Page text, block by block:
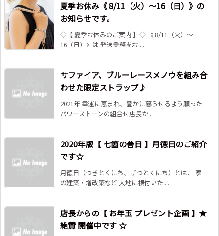
夏季お休み《 8/11（火）～16（日）》の
お知らせです。
◇【 夏季お休みのご案内 】◇ 《 8/11（火）～
16（日）》は 発送業務をお ...
サファイア、ブルーレースメノウを組み合
わせた限定ストラップ♪
2021年 幸運に恵まれ、豊かに暮らせるよう願った
パワーストーンの組合せ店長か ...
2020年版【 七箇の善日 】月徳日のご紹介
です☆
月徳日（つきとくにち、げつとくにち）とは、 家
の建築・増改築など 大地に根付いた ...
店長からの【 お年玉 プレゼント企画 】★
絶賛 開催中です ☆